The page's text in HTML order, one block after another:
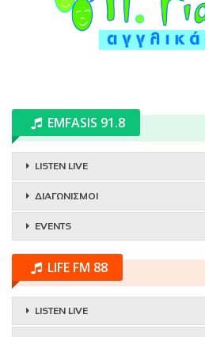
EMFASIS 91.8
LISTEN LIVE
ΔΙΑΓΩΝΙΣΜΟΙ
EVENTS
LIFE FM 88
LISTEN LIVE